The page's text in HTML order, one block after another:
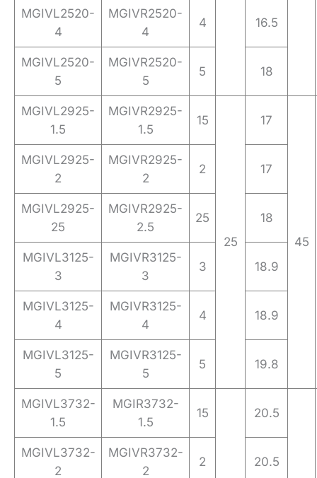
MGIVL2520-
4
MGIVR2520-
4
4 16.5
MGIVL2520-
5
MGIVR2520-
5
5 18
MGIVL2925-
1.5
MGIVR2925-
1.5
15
25
17
45
MGIVL2925-
2
MGIVR2925-
2
2 17
MGIVL2925-
25
MGIVR2925-
2.5
25 18
MGIVL3125-
3
MGIVR3125-
3
3 18.9
MGIVL3125-
4
MGIVR3125-
4
4 18.9
MGIVL3125-
5
MGIVR3125-
5
5 19.8
MGIVL3732-
1.5
MGIR3732-
1.5
15 20.5
MGIVL3732-
2
MGIVR3732-
2
2 20.5